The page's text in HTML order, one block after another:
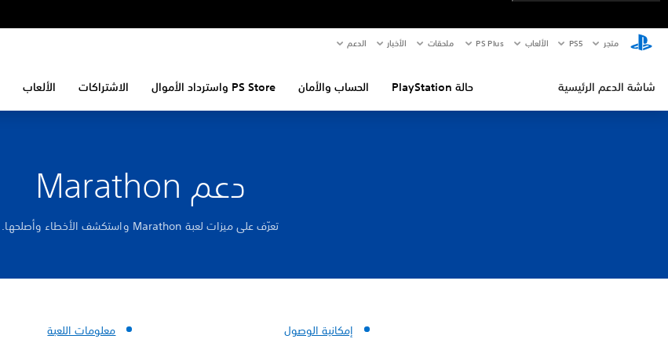
متجر PS5‏ الألعاب PS Plus ملحقات الأخبار الدعم
شاشة الدعم الرئيسية حالة PlayStation الحساب والأمان PS Store واسترداد الأموال الاشتراكات الألعاب
دعم Marathon
تعرّف على ميزات لعبة Marathon واستكشف الأخطاء وأصلحها.
معلومات اللعبة
إمكانية الوصول